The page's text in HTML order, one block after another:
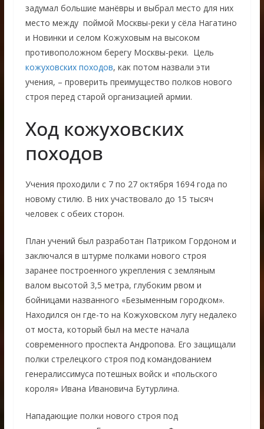
задумал большие манёвры и выбрал место для них
место между поймой Москвы-реки у сёла Нагатино
и Новинки и селом Кожуховым на высоком
противоположном берегу Москвы-реки. Цель
кожуховских походов, как потом назвали эти
учения, – проверить преимущество полков нового
строя перед старой организацией армии.
Ход кожуховских
походов
Учения проходили с 7 по 27 октября 1694 года по
новому стилю. В них участвовало до 15 тысяч
человек с обеих сторон.
План учений был разработан Патриком Гордоном и
заключался в штурме полками нового строя
заранее построенного укрепления с земляным
валом высотой 3,5 метра, глубоким рвом и
бойницами названного «Безыменным городком».
Находился он где-то на Кожуховском лугу недалеко
от моста, который был на месте начала
современного проспекта Андропова. Его защищали
полки стрелецкого строя под командованием
генералиссимуса потешных войск и «польского
короля» Ивана Ивановича Бутурлина.
Нападающие полки нового строя под